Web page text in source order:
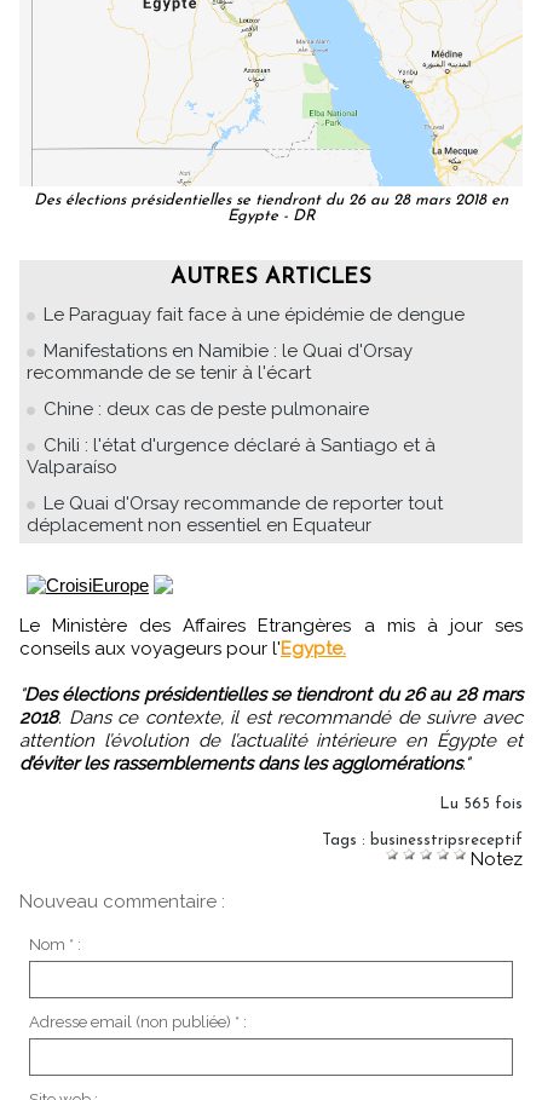
Des élections présidentielles se tiendront du 26 au 28 mars 2018 en
Egypte - DR
AUTRES ARTICLES
Le Paraguay fait face à une épidémie de dengue
Manifestations en Namibie : le Quai d'Orsay
recommande de se tenir à l'écart
Chine : deux cas de peste pulmonaire
Chili : l'état d'urgence déclaré à Santiago et à
Valparaíso
Le Quai d'Orsay recommande de reporter tout
déplacement non essentiel en Equateur
Le Ministère des Affaires Etrangères a mis à jour ses
conseils aux voyageurs pour l'Egypte.
"Des élections présidentielles se tiendront du 26 au 28 mars
2018. Dans ce contexte, il est recommandé de suivre avec
attention l’évolution de l’actualité intérieure en Égypte et
d’éviter les rassemblements dans les agglomérations."
Lu 565 fois
Tags : businesstripsreceptif
Notez
Nouveau commentaire :
Nom * :
Adresse email (non publiée) * :